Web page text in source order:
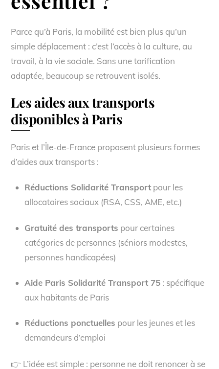
Parce qu’à Paris, la mobilité est bien plus qu’un
simple déplacement : c’est l’accès à la culture, au
travail, à la vie sociale. Sans une tarification
adaptée, beaucoup se retrouvent isolés.
Les aides aux transports
disponibles à Paris
Paris et l’Île-de-France proposent plusieurs formes
d’aides aux transports :
Réductions Solidarité Transportpour les
allocataires sociaux (RSA, CSS, AME, etc.)
Gratuité des transports pour certaines
catégories de personnes (séniors modestes,
personnes handicapées)
Aide Paris Solidarité Transport 75: spécifique
aux habitants de Paris
Réductions ponctuelles pour les jeunes et les
demandeurs d’emploi
👉 L’idée est simple : personne ne doit renoncer à se